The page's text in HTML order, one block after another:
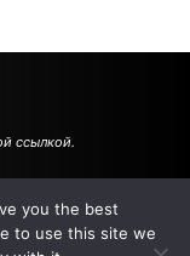
ссылкой.
НА САЙТЕ
you the best
to use this site we